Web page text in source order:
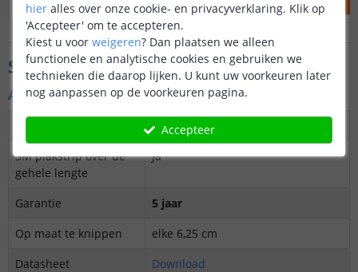
Specificaties
Algemene kenmerken
Ja
3M plakstrip over de
gehele lengte
Ja
Garantie
5 jaar
Op maat te knippen
elke 6,25 cm
Datasheet
Download
hier alles over onze cookie- en privacyverklaring. Klik op
'Accepteer' om te accepteren.
Kiest u voor weigeren? Dan plaatsen we alleen
functionele en analytische cookies en gebruiken we
technieken die daarop lijken. U kunt uw voorkeuren later
nog aanpassen op de voorkeuren pagina.
Accepteer